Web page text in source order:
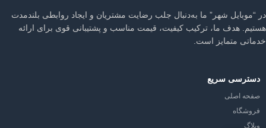
در “موبایل شهر” ما به‌دنبال جلب رضایت مشتریان و ایجاد روابطی بلندمدت
هستیم. هدف ما، ترکیب کیفیت، قیمت مناسب و پشتیبانی قوی برای ارائه
خدماتی متمایز است.
دسترسی سریع
صفحه اصلی
فروشگاه
وبلاگ